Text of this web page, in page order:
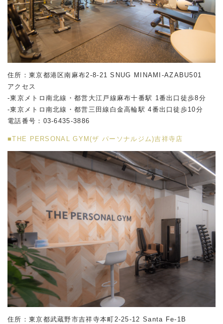
住所：東京都港区南麻布2-8-21 SNUG MINAMI-AZABU501
アクセス
-東京メトロ南北線・都営大江戸線麻布十番駅 1番出口徒歩8分
-東京メトロ南北線・都営三田線白金高輪駅 4番出口徒歩10分
電話番号： 03-6435-3886
■THE PERSONAL GYM(ザ パーソナルジム)吉祥寺店
住所：東京都武蔵野市吉祥寺本町2-25-12 Santa Fe-1B